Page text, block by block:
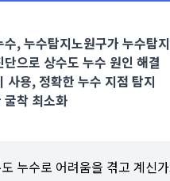
수, 누수탐지노원구가 누수탐
단으로 상수도 누수 원인 해결
사용, 정확한 누수 지점 탐지
굴착 최소화
누수로 어려움을 겪고 계신